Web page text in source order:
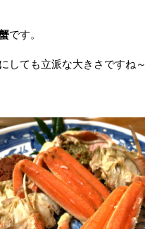
です。
しても立派な大きさですね～